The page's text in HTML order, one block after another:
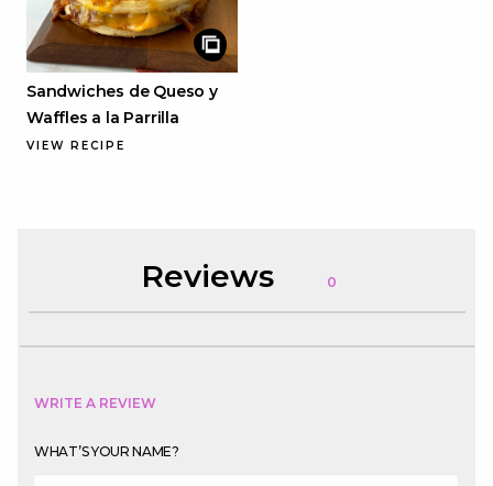
Sandwiches de Queso y
Waffles a la Parrilla
VIEW RECIPE
Reviews 0
WRITE A REVIEW
WHAT’S YOUR NAME?